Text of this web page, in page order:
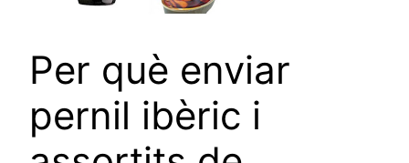
Per què enviar
pernil ibèric i